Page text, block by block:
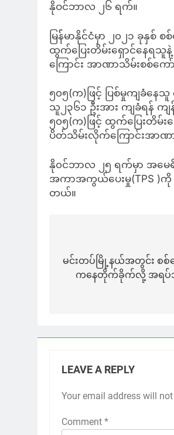
နိုဝင်ဘာလ ၂၆ ရက်။
မြန််မာနိုင်ငံမှာ ၂၀၂၁ ခုနှစ်
ထွက်ပြေးတိမ်းရှောင်နေရသူ
ကြောင်း အာဏာသိမ်းစစ်က
၅၀၅(က)ဖြင့် ပြစ်မှုကျခံနေသူ
သူ၂၃၆၁ ဦးအား ကျခံရန် က
၅၀၅(က)ဖြင့် ထွက်ပြေးတိမ်း
ပိတ်သိမ်းလိုက်ကြောင်းအာ
နို၀င်ဘာလ ၂၅ ရက်မှာ အမေ
အကာအကွယ်ပေးမှု(TPS )ကို
တယ်။
navigation
မင်းတပ်မြို့နယ်အတွင်း စစ်
ကနေတိုက်ခိုက်လို့ အရပ်
LEAVE A REPLY
Your email address will
Comment *